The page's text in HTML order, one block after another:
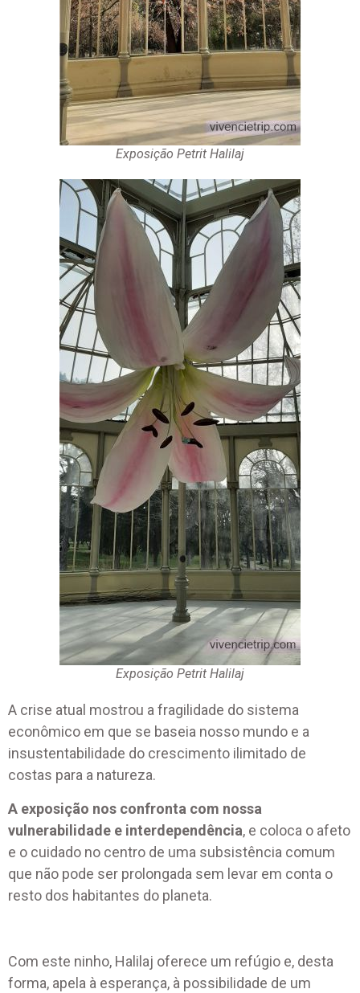
Exposição Petrit Halilaj
Exposição Petrit Halilaj
A crise atual mostrou a fragilidade do sistema
econômico em que se baseia nosso mundo e a
insustentabilidade do crescimento ilimitado de
costas para a natureza.
A exposição nos confronta com nossa
vulnerabilidade e interdependência, e coloca o afeto
e o cuidado no centro de uma subsistência comum
que não pode ser prolongada sem levar em conta o
resto dos habitantes do planeta.
Com este ninho, Halilaj oferece um refúgio e, desta
forma, apela à esperança, à possibilidade de um